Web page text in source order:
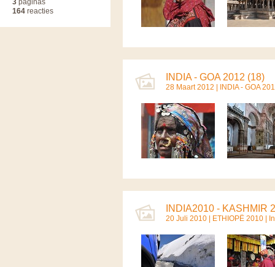
INDIA - GOA 2012 (18)
28 Maart 2012 | INDIA - GOA
INDIA2010 - KASHMIR
20 Juli 2010 | ETHIOPË 2010 |
164 reacties